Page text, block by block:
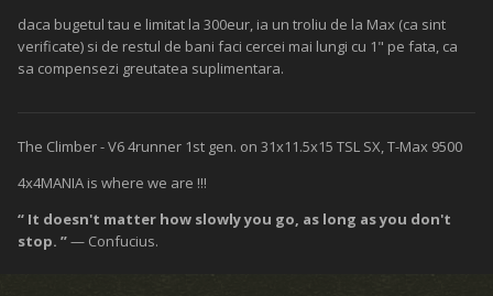
daca bugetul tau e limitat la 300eur, ia un troliu de la Max (ca sint
verificate) si de restul de bani faci cercei mai lungi cu 1" pe fata, ca
sa compensezi greutatea suplimentara.
The Climber - V6 4runner 1st gen. on 31x11.5x15 TSL SX, T-Max 9500
4x4MANIA is where we are !!!
“ It doesn't matter how slowly you go, as long as you don't
stop. ”— Confucius.